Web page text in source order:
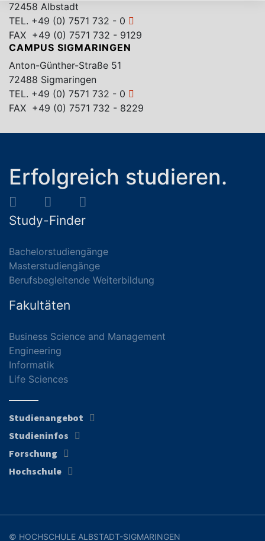
72458 Albstadt
TEL. +49 (0) 7571 732 - 0
FAX +49 (0) 7571 732 - 9129
CAMPUS SIGMARINGEN
Anton-Günther-Straße 51
72488 Sigmaringen
TEL. +49 (0) 7571 732 - 0
FAX +49 (0) 7571 732 - 8229
Erfolgreich studieren.
Study-Finder
Bachelorstudiengänge
Masterstudiengänge
Berufsbegleitende Weiterbildung
Fakultäten
Business Science and Management
Engineering
Informatik
Life Sciences
Studienangebot
Studieninfos
Forschung
Hochschule
© HOCHSCHULE ALBSTADT-SIGMARINGEN